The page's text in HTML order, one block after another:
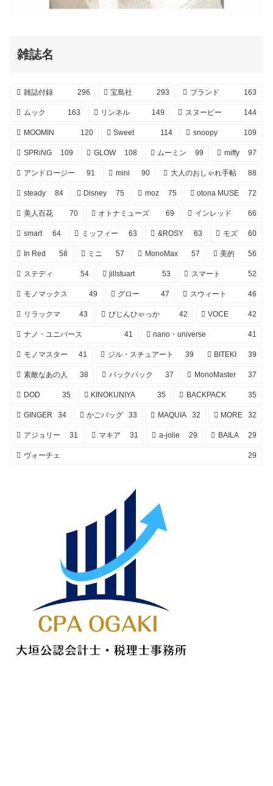
雑誌名
雑誌付録 296 宝島社 293 ブランド 163
ムック 163 リンネル 149 スヌーピー 144
MOOMIN 120 Sweet 114 snoopy 109
SPRiNG 109 GLOW 108 ムーミン 99 miffy 97
アンドロージー 91 mini 90 大人のおしゃれ手帖 88
steady 84 Disney 75 moz 75 otona MUSE 72
美人百花 70 オトナミューズ 69 インレッド 66
smart 64 ミッフィー 63 &ROSY 63 モズ 60
In Red 58 ミニ 57 MonoMax 57 美的 56
ステディ 54 jillstuart 53 スマート 52
モノマックス 49 グロー 47 スウィート 46
リラックマ 43 びじんひゃっか 42 VOCE 42
ナノ・ユニバース 41 nano・universe 41
モノマスター 41 ジル・スチュアート 39 BITEKI 39
素敵なあの人 38 バックパック 37 MonoMaster 37
DOD 35 KINOKUNIYA 35 BACKPACK 35
GINGER 34 かごバッグ 33 MAQUIA 32 MORE 32
アジョリー 31 マキア 31 a-jolie 29 BAILA 29
ヴォーチェ 29